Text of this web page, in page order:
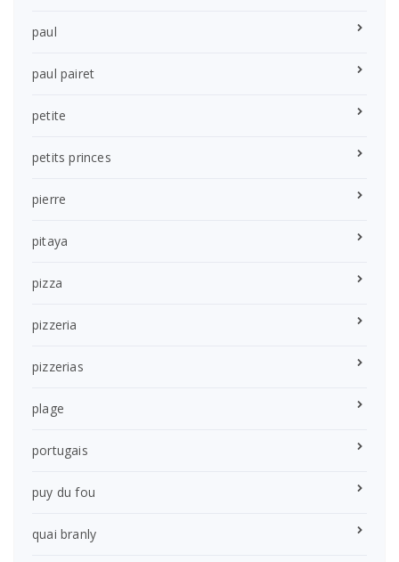
paul
paul pairet
petite
petits princes
pierre
pitaya
pizza
pizzeria
pizzerias
plage
portugais
puy du fou
quai branly